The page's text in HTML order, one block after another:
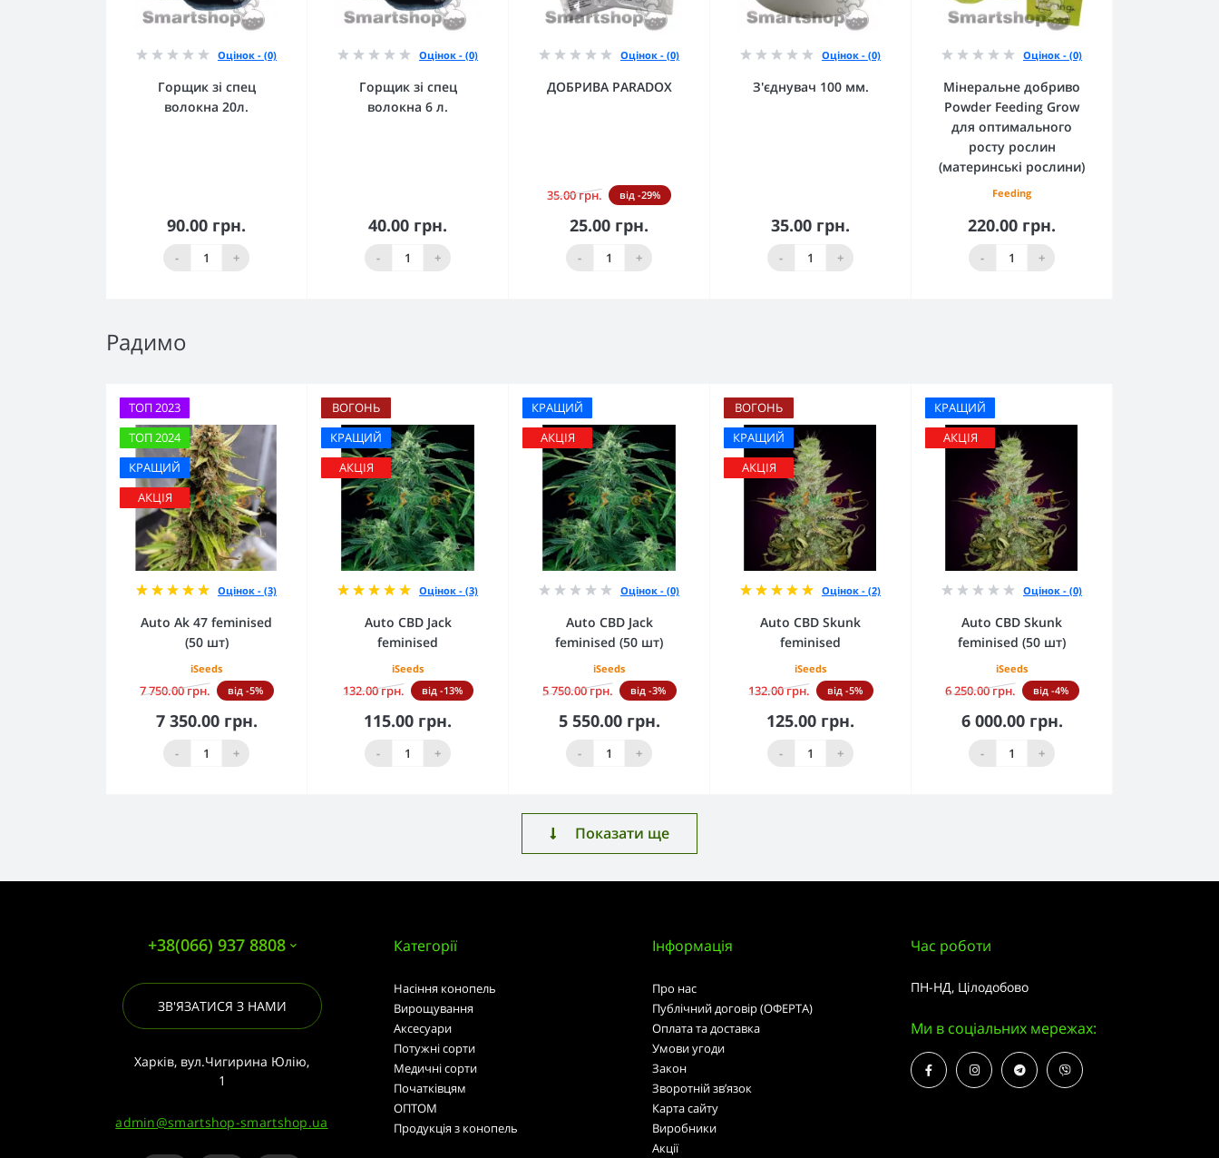
Оцінок - (0)
Горщик зі спец
волокна 20л.
90.00 грн.
- +
До кошика
Оцінок - (0)
Горщик зі спец
волокна 6 л.
40.00 грн.
- +
До кошика
Оцінок - (0)
ДОБРИВА PARADOX
35.00 грн. від -29%
25.00 грн.
- +
До кошика
Оцінок - (0)
З'єднувач 100 мм.
35.00 грн.
- +
До кошика
Оцінок - (0)
Мінеральне добриво
Powder Feeding Grow
для оптимального
росту рослин
(материнські рослини)
Feeding
220.00 грн.
- +
До кошика
Радимо
ТОП 2023
ТОП 2024
КРАЩИЙ
АКЦІЯ
Оцінок - (3)
Auto Ak 47 feminised
(50 шт)
iSeeds
7 750.00 грн. від -5%
7 350.00 грн.
- +
До кошика
ВОГОНЬ
КРАЩИЙ
АКЦІЯ
Оцінок - (3)
Auto CBD Jack
feminised
iSeeds
132.00 грн. від -13%
115.00 грн.
- +
До кошика
КРАЩИЙ
АКЦІЯ
Оцінок - (0)
Auto CBD Jack
feminised (50 шт)
iSeeds
5 750.00 грн. від -3%
5 550.00 грн.
- +
До кошика
ВОГОНЬ
КРАЩИЙ
АКЦІЯ
Оцінок - (2)
Auto CBD Skunk
feminised
iSeeds
132.00 грн. від -5%
125.00 грн.
- +
До кошика
КРАЩИЙ
АКЦІЯ
Оцінок - (0)
Auto CBD Skunk
feminised (50 шт)
iSeeds
6 250.00 грн. від -4%
6 000.00 грн.
- +
До кошика
Показати ще
+38(066) 937 8808
ЗВ'ЯЗАТИСЯ З НАМИ
Харків, вул.Чигирина Юлію,
1
admin@smartshop-smartshop.ua
Категорії
Насіння конопель
Вирощування
Аксесуари
Потужні сорти
Медичні сорти
Початківцям
ОПТОМ
Продукція з конопель
Інформація
Про нас
Публічний договір (ОФЕРТА)
Оплата та доставка
Умови угоди
Закон
Зворотній зв’язок
Карта сайту
Виробники
Акції
Час роботи
ПН-НД, Цілодобово
Ми в соціальних мережах: